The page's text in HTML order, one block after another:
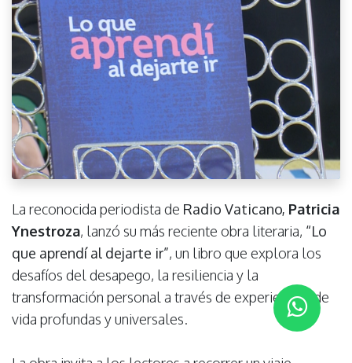
La reconocida periodista de Radio Vaticano, Patricia
Ynestroza, lanzó su más reciente obra literaria, “Lo
que aprendí al dejarte ir”, un libro que explora los
desafíos del desapego, la resiliencia y la
transformación personal a través de experiencias de
vida profundas y universales.